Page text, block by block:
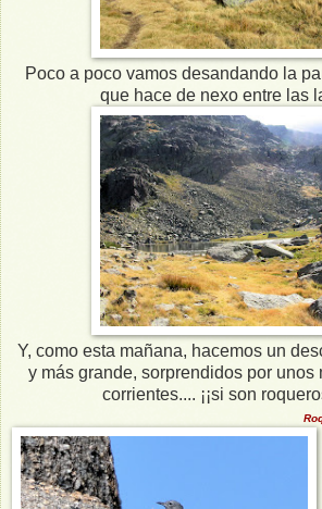
Poco a poco vamos desandando la
que hace de nexo entre las
Y, como esta mañana, hacemos un
y más grande, sorprendidos por unos
corrientes.... ¡¡si son